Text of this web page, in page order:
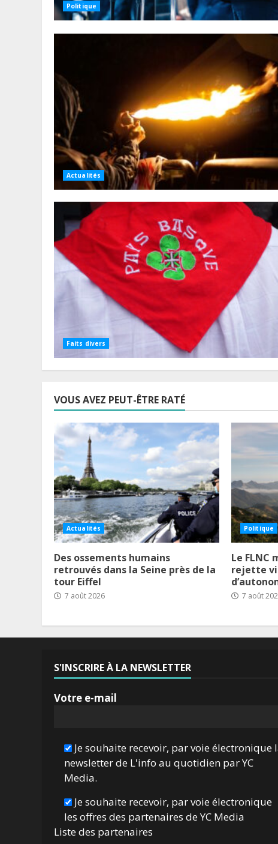
Politique
Actualités
Faits divers
VOUS AVEZ PEUT-ÊTRE RATÉ
Actualités
Des ossements humains
retrouvés dans la Seine près de la
tour Eiffel
7 août 2026
Politique
Le FLNC
rejette
7 août
S'INSCRIRE À LA NEWSLETTER
Votre e-mail
Je souhaite recevoir, par voie électronique
newsletter de L'info au quotidien par YC
Media.
Je souhaite recevoir, par voie électronique
les offres des partenaires de YC Media
Liste des partenaires